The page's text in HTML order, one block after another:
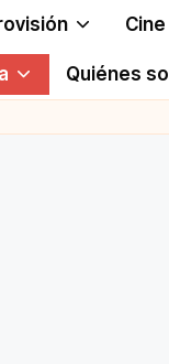
Cine
Quiénes